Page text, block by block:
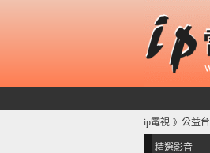
ip電視 》 公益台
精選影音